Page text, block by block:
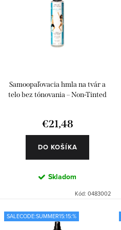
k
t
d
u
Abecedne
Samoopaľovacia hmla na tvár a
telo bez tónovania – Non-Tinted
€21,48
DO KOŠÍKA
Skladom
Kód: 0483002
SALECODE:SUMMER15:15:%